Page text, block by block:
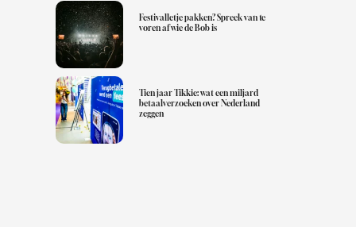
Festivalletje pakken? Spreek van te
voren af wie de Bob is
Tien jaar Tikkie: wat een miljard
betaalverzoeken over Nederland
zeggen